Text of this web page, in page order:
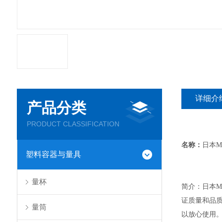
产品分类
PRODUCT CLASSIFICATION
塑料容器与量具
量杯
量筒
详细介
名称： 日本
简介：日本
证质量和品
以放心使用